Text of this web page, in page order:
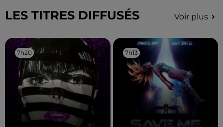
LES TITRES DIFFUSÉS Voir plus
7h20
7h20 7h13
7h13